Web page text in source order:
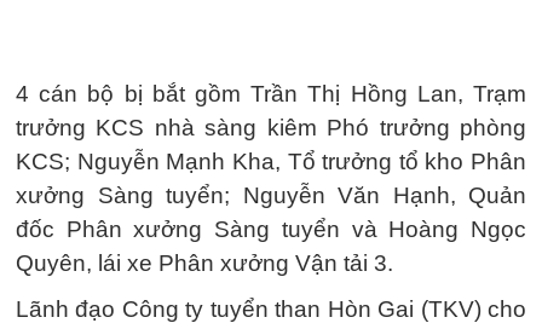
4 cán bộ bị bắt gồm Trần Thị Hồng Lan, Trạm
trưởng KCS nhà sàng kiêm Phó trưởng phòng
KCS; Nguyễn Mạnh Kha, Tổ trưởng tổ kho Phân
xưởng Sàng tuyển; Nguyễn Văn Hạnh, Quản
đốc Phân xưởng Sàng tuyển và Hoàng Ngọc
Quyên, lái xe Phân xưởng Vận tải 3.
Lãnh đạo Công ty tuyển than Hòn Gai (TKV) cho